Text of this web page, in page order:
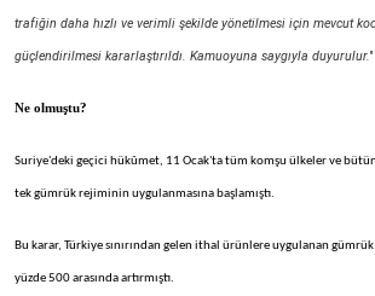
trafiğin daha hızlı ve verimli şekilde yönetilmesi için mevcut
güçlendirilmesi kararlaştırıldı. Kamuoyuna saygıyla duyurulur.''
Ne olmuştu?
Suriye'deki geçici hükûmet, 11 Ocak'ta tüm komşu ülkeler ve
tek gümrük rejiminin uygulanmasına başlamıştı.
Bu karar, Türkiye sınırından gelen ithal ürünlere uygulanan
yüzde 500 arasında artırmıştı.